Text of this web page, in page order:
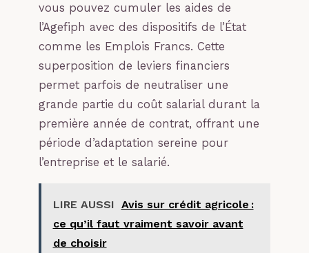
vous pouvez cumuler les aides de
l’Agefiph avec des dispositifs de l’État
comme les Emplois Francs. Cette
superposition de leviers financiers
permet parfois de neutraliser une
grande partie du coût salarial durant la
première année de contrat, offrant une
période d’adaptation sereine pour
l’entreprise et le salarié.
LIRE AUSSI Avis sur crédit agricole :
ce qu’il faut vraiment savoir avant
de choisir